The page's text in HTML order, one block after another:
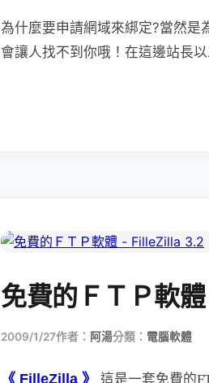
為什麼要申請網域來綁定?當然是
會讓人找不到你哦！在這邊站長
免費的ＦＴＰ軟
2009/1/27作者： 阿湯分類： 電腦軟體
《 FilleZilla 》 這是一套免費的